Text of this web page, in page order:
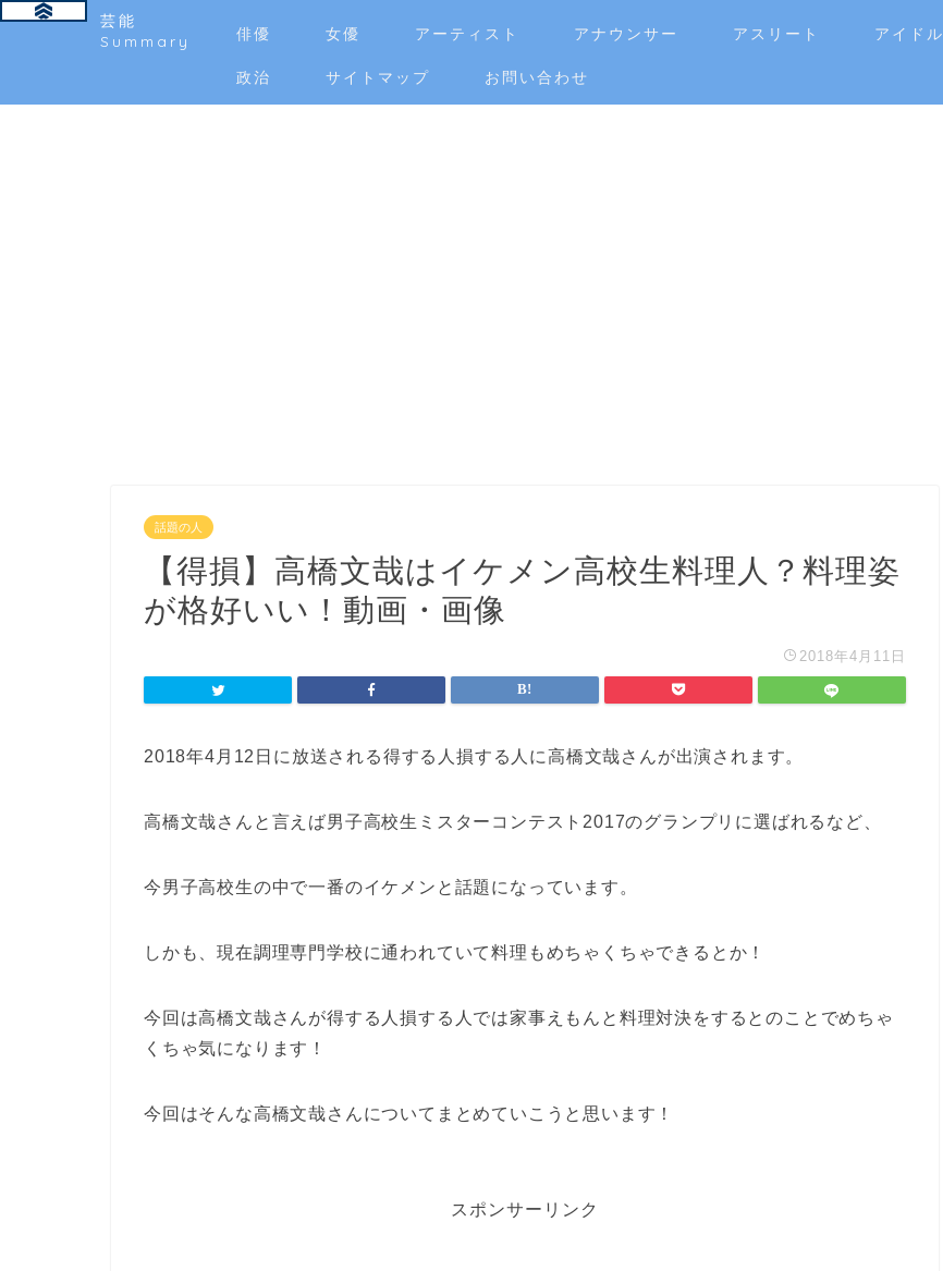
芸能
Summary
俳優 女優 アーティスト アナウンサー アスリート アイドル
政治 サイトマップ お問い合わせ
話題の人
【得損】高橋文哉はイケメン高校生料理人？料理姿
が格好いい！動画・画像
2018年4月11日
2018年4月12日に放送される得する人損する人に高橋文哉さんが出演されます。
高橋文哉さんと言えば男子高校生ミスターコンテスト2017のグランプリに選ばれるなど、
今男子高校生の中で一番のイケメンと話題になっています。
しかも、現在調理専門学校に通われていて料理もめちゃくちゃできるとか！
今回は高橋文哉さんが得する人損する人では家事えもんと料理対決をするとのことでめちゃ
くちゃ気になります！
今回はそんな高橋文哉さんについてまとめていこうと思います！
スポンサーリンク